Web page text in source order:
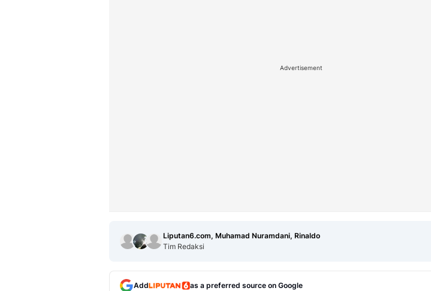
Advertisement
Liputan6.com, Muhamad Nuramdani, Rinaldo
Tim Redaksi
Add as a preferred source on Google